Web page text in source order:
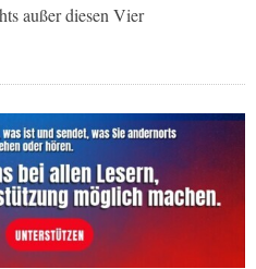
außer diesen Vier